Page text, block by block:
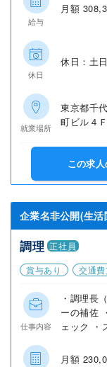
給与
月額
休日
休日：土
就業場所
東京都千
町ビル４Ｆ
この求
企業名非公開(生
調理 正社員
賞与あり
交通
仕事内容
・調理長
ーの補佐
ェック ・
月額